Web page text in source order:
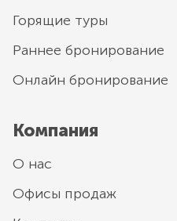
Горящие туры
Раннее бронирование
Онлайн бронирование
Компания
О нас
Офисы продаж